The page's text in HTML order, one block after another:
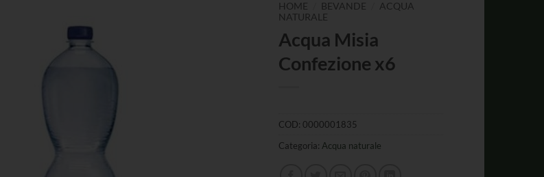
HOME BEVANDE
ACQUA
NATURALE
Acqua Misia
Confezione x6
COD: 0000001835
Categoria: Acqua naturale